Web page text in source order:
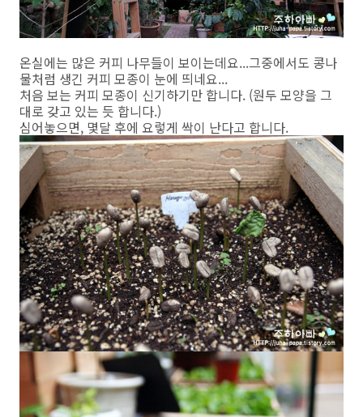
온실에는 많은 커피 나무들이 보이는데요...그중에서도 콩나
물처럼 생긴 커피 모종이 눈에 띄네요...
처음 보는 커피 모종이 신기하기만 합니다. (원두 모양을 그
대로 갖고 있는 듯 합니다.)
심어놓으면, 몇달 후에 요렇게 싹이 난다고 합니다.